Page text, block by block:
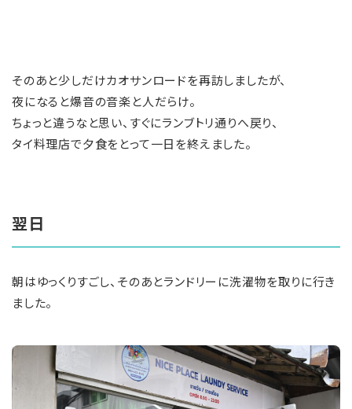
そのあと少しだけカオサンロードを再訪しましたが、
夜になると爆音の音楽と人だらけ。
ちょっと違うなと思い、すぐにランブトリ通りへ戻り、
タイ料理店で夕食をとって一日を終えました。
翌日
朝はゆっくりすごし、そのあとランドリーに洗濯物を取りに行き
ました。